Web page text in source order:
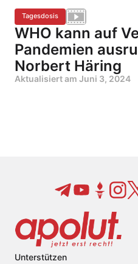
Tagesdosis
WHO kann auf
Pandemien
Norbert Häring
Aktualisiert am Juni 3, 2024
Unterstützen